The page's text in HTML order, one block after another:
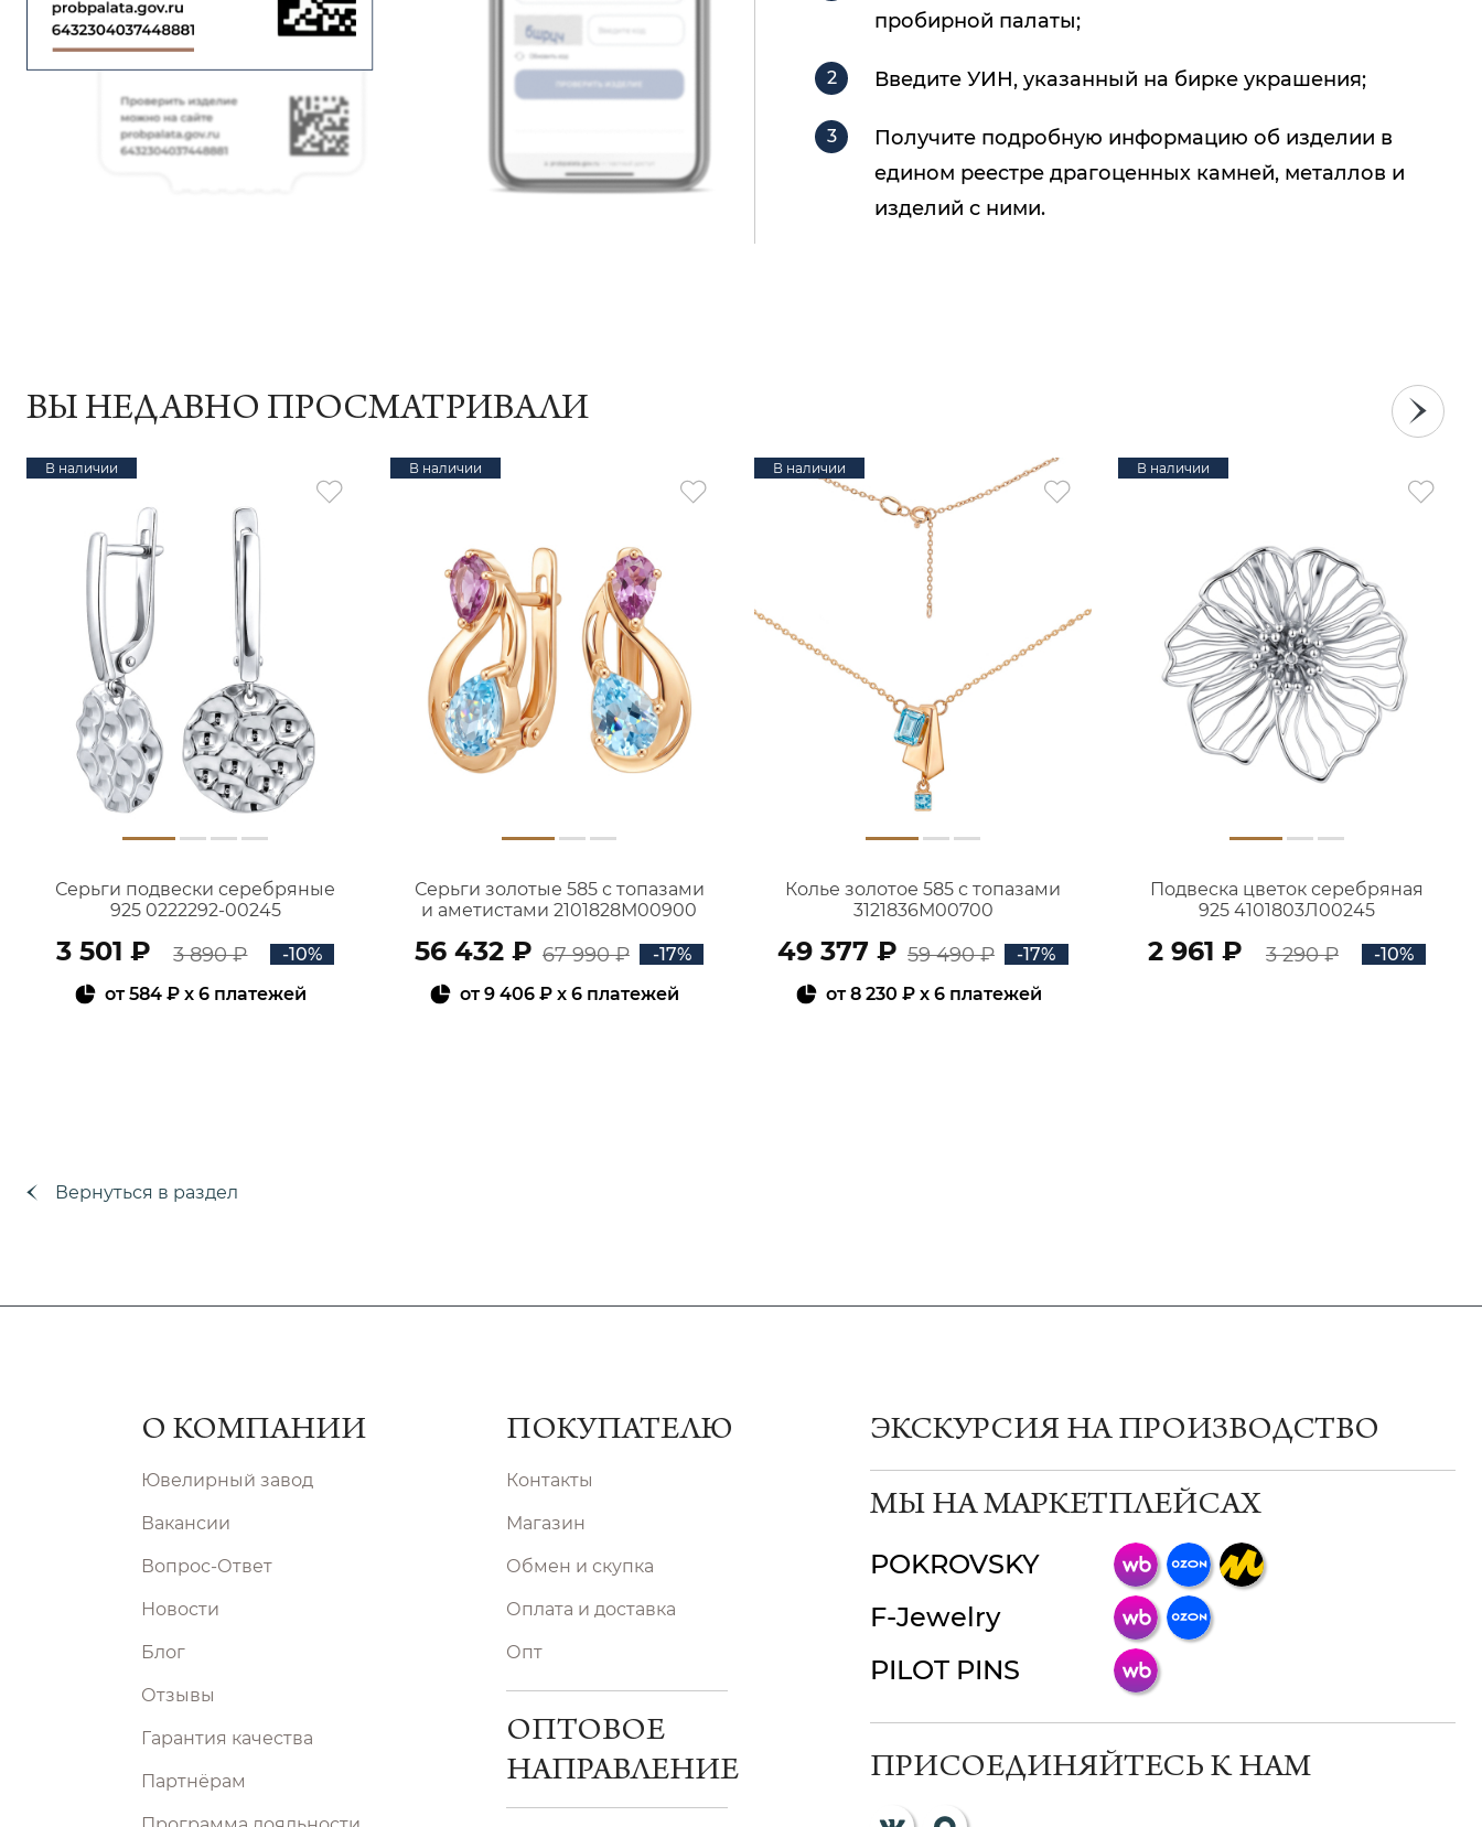
пробирной палаты;
Введите УИН, указанный на бирке украшения;
Получите подробную информацию об изделии в
едином реестре драгоценных камней, металлов и
изделий с ними.
ВЫ НЕДАВНО ПРОСМАТРИВАЛИ
В наличии
Серьги подвески серебряные
925 0222292-00245
3 501 ₽ 3 890 ₽
-10%
от584 ₽ x 6 платежей
В наличии
Серьги золотые 585 с топазами
и аметистами 2101828М00900
56 432 ₽ 67 990 ₽
-17%
от9 406 ₽ x 6 платежей
В наличии
Колье золотое 585 с топазами
3121836М00700
49 377 ₽ 59 490 ₽
-17%
от8 230 ₽x 6 платежей
В наличии
Подвеска цветок серебряная
925 4101803Л00245
2 961 ₽ 3 290 ₽ -10%
Вернуться в раздел
О КОМПАНИИ
Ювелирный завод
Вакансии
Вопрос-Ответ
Новости
Блог
Отзывы
Гарантия качества
Партнёрам
ПОКУПАТЕЛЮ
Контакты
Магазин
Обмен и скупка
Оплата и доставка
Опт
ОПТОВОЕ
НАПРАВЛЕНИЕ
ЭКСКУРСИЯ НА ПРОИЗВОДСТВО
МЫ НА МАРКЕТПЛЕЙСАХ
POKROVSKY
F-Jewelry
PILOT PINS
ПРИСОЕДИНЯЙТЕСЬ К НАМ
ChatApp
мессенджер!